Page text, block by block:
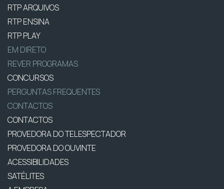
RTP ARQUIVOS
RTP ENSINA
RTP PLAY
EM DIRETO
REVER PROGRAMAS
CONCURSOS
PERGUNTAS FREQUENTES
CONTACTOS
CONTACTOS
PROVEDORA DO TELESPECTADOR
PROVEDORA DO OUVINTE
ACESSIBILIDADES
SATÉLITES